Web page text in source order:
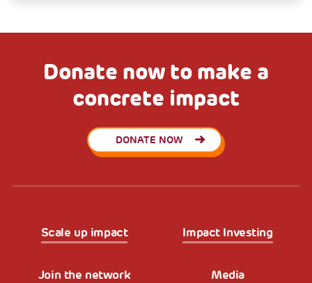
Donate now to make a
concrete impact
DONATE NOW
Scale up impact Impact Investing
Join the network Media